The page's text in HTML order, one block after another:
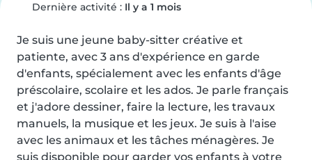
Dernière activité : Il y a 1 mois
Je suis une jeune baby-sitter créative et
patiente, avec 3 ans d'expérience en garde
d'enfants, spécialement avec les enfants d'âge
préscolaire, scolaire et les ados. Je parle français
et j'adore dessiner, faire la lecture, les travaux
manuels, la musique et les jeux. Je suis à l'aise
avec les animaux et les tâches ménagères. Je
suis disponible pour garder vos enfants à votre